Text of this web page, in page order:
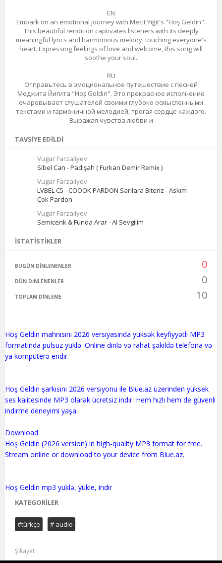
EN
Embark on an emotional journey with Mecit Yiğit's "Hoş Geldin".
This beautiful rendition captivates listeners with its deeply
meaningful lyrics and harmonious melody, touching everyone's
heart. Expressing feelings of love and welcome, this song will
soothe your soul.
RU
Отправьтесь в эмоциональное путешествие с песней
Меджита Йигита "Hoş Geldin". Это прекрасное исполнение
очаровывает слушателей своими глубоко осмысленными
текстами и гармоничной мелодией, трогая сердце каждого.
Выражая чувства любви и
TAVSIYE EDILDI
Vugar Farzaliyev
Sibel Can - Padişah ( Furkan Demir Remix )
Vugar Farzaliyev
LVBEL C5 - COOOK PARDON Sarılara Biteriz - Askım
Çok Pardon
Vugar Farzaliyev
Semicenk & Funda Arar - Al Sevgilim
İSTATISTIKLER
BUGÜN DINLENENLER 0
DÜN DINLENENLER 0
TOPLAM DINLEME 10
Hoş Geldin mahnısını 2026 versiyasında yüksək keyfiyyətli MP3
formatında pulsuz yüklə. Online dinlə və rahat şəkildə telefona və
ya kompüterə endir.
Hoş Geldin şarkısını 2026 versiyonu ile Blue.az üzerinden yüksek
ses kalitesinde MP3 olarak ücretsiz indir. Hem hızlı hem de güvenli
indirme deneyimi yaşa.
Download
Hoş Geldin (2026 version) in high-quality MP3 format for free.
Stream online or download to your device from Blue.az.
KATEGORILER
#türkçe # audio
Şikayet